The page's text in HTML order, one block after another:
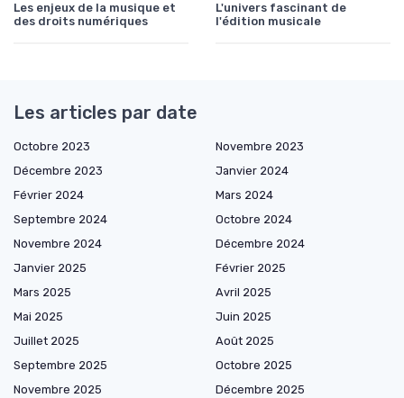
Les enjeux de la musique et
des droits numériques
L'univers fascinant de
l'édition musicale
Les articles par date
Octobre 2023
Novembre 2023
Décembre 2023
Janvier 2024
Février 2024
Mars 2024
Septembre 2024
Octobre 2024
Novembre 2024
Décembre 2024
Janvier 2025
Février 2025
Mars 2025
Avril 2025
Mai 2025
Juin 2025
Juillet 2025
Août 2025
Septembre 2025
Octobre 2025
Novembre 2025
Décembre 2025